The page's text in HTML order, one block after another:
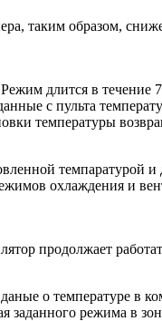
таким образом,
длится в течение
с пульта
температуры
темпаратурой и
охлаждения и
продолжает
о температуре в
заданного режима в